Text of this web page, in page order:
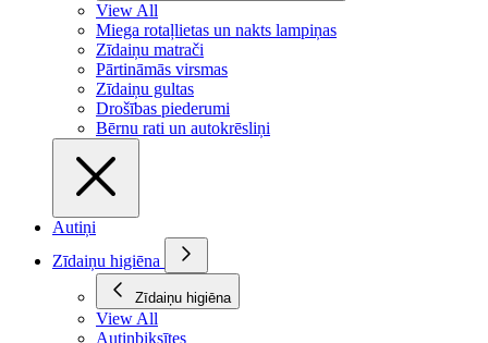
View All
Miega rotaļlietas un nakts lampiņas
Zīdaiņu matrači
Pārtināmās virsmas
Zīdaiņu gultas
Drošības piederumi
Bērnu rati un autokrēsliņi
Autiņi
Zīdaiņu higiēna
Zīdaiņu higiēna
View All
Autiņbiksītes